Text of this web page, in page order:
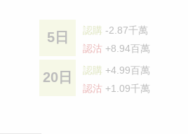
5日 認購 -2.87千萬
認沽 +8.94百萬
20日 認購 +4.99百萬
認沽 +1.09千萬